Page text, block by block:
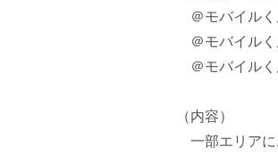
＠モバイルく
＠モバイルく
＠モバイルく
（内容）
一部エリア